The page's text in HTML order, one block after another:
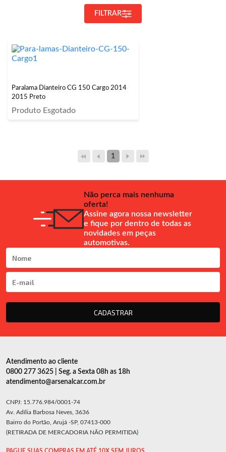
FILTRAR
Paralama Dianteiro CG 150 Cargo 2014
2015 Preto
Produto Esgotado
1
Não perca mais nenhuma
oferta!
Assine agora nossa newsletter
e fique por dentro de todas as
novidades em peças
automotivas.
CADASTRAR
Atendimento ao cliente
0800 277 3625 | Seg. a Sexta 08h as 18h
atendimento@arsenalcar.com.br
CNPJ: 15.776.984/0001-74
Av. Adília Barbosa Neves, 3636
Bairro do Portão, Arujá -SP, 07413-000
(RETIRADA DE MERCADORIA NÃO PERMITIDA)